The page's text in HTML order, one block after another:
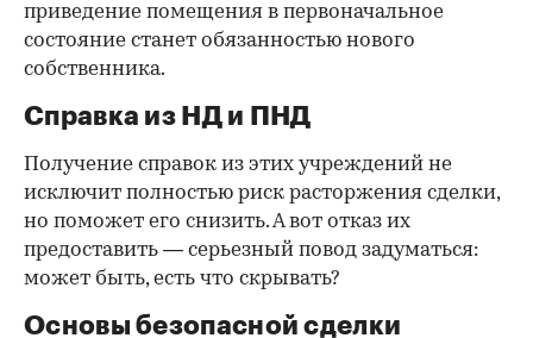
приведение помещения в первоначальное
состояние станет обязанностью нового
собственника.
Справка из НД и ПНД
Получение справок из этих учреждений не
исключит полностью риск расторжения сделки,
но поможет его снизить. А вот отказ их
предоставить — серьезный повод задуматься:
может быть, есть что скрывать?
Основы безопасной сделки